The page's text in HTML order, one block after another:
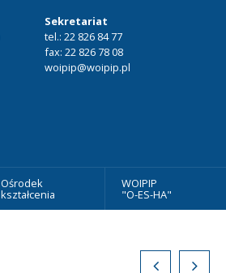
Sekretariat
tel.: 22 826 84 77
fax: 22 826 78 08
woipip@woipip.pl
Ośrodek
kształcenia
WOIPIP
"O-ES-HA"